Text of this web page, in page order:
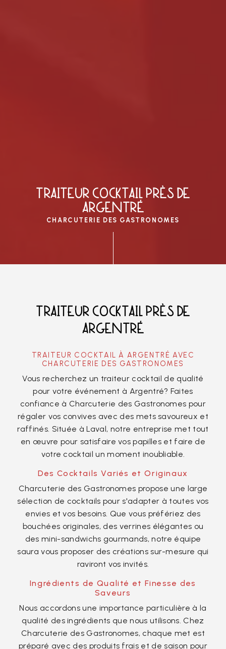
TRAITEUR COCKTAIL PRÈS DE
ARGENTRÉ
CHARCUTERIE DES GASTRONOMES
TRAITEUR COCKTAIL PRÈS DE
ARGENTRÉ
TRAITEUR COCKTAIL À ARGENTRÉ AVEC
CHARCUTERIE DES GASTRONOMES
Vous recherchez un traiteur cocktail de qualité
pour votre événement à Argentré? Faites
confiance à Charcuterie des Gastronomes pour
régaler vos convives avec des mets savoureux et
raffinés. Située à Laval, notre entreprise met tout
en œuvre pour satisfaire vos papilles et faire de
votre cocktail un moment inoubliable.
Des Cocktails Variés et Originaux
Charcuterie des Gastronomes propose une large
sélection de cocktails pour s'adapter à toutes vos
envies et vos besoins. Que vous préfériez des
bouchées originales, des verrines élégantes ou
des mini-sandwichs gourmands, notre équipe
saura vous proposer des créations sur-mesure qui
raviront vos invités.
Ingrédients de Qualité et Finesse des
Saveurs
Nous accordons une importance particulière à la
qualité des ingrédients que nous utilisons. Chez
Charcuterie des Gastronomes, chaque met est
préparé avec des produits frais et de saison pour